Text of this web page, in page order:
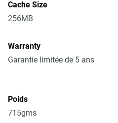
Cache Size
256MB
Warranty
Garantie limitée de 5 ans
Poids
715gms